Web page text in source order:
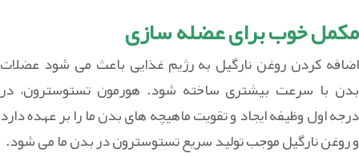
مکمل خوب برای عضله سازی
اضافه کردن روغن نارگیل به رژیم غذایی باعث می شود عضلات
بدن با سرعت بیشتری ساخته شود. هورمون تستوسترون، در
درجه اول وظیفه ایجاد و تقویت ماهیچه های بدن ما را بر عهده دارد
و روغن نارگیل موجب تولید سریع تستوسترون در بدن ما می شود.